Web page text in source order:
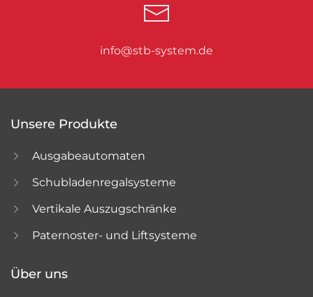
info@stb-system.de
Unsere Produkte
Ausgabeautomaten
Schubladenregalsysteme
Vertikale Auszugschränke
Paternoster- und Liftsysteme
Über uns